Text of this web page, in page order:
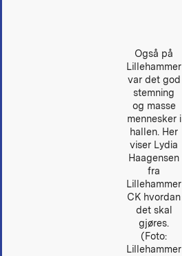
Også på
Lillehammer
var det god
stemning
og masse
mennesker i
hallen. Her
viser Lydia
Haagensen
fra
Lillehammer
CK hvordan
det skal
gjøres.
(Foto:
Lillehammer